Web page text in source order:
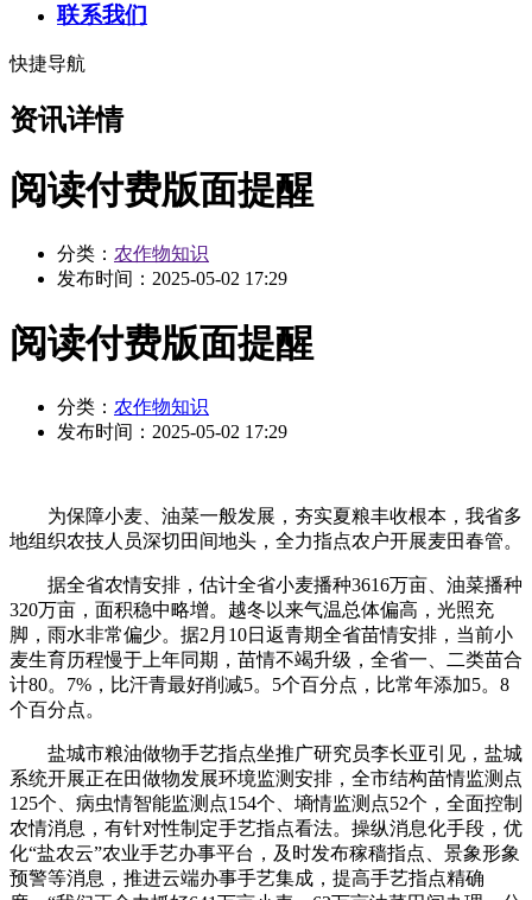
联系我们
快捷导航
资讯详情
阅读付费版面提醒
分类： 农作物知识
发布时间： 2025-05-02 17:29
阅读付费版面提醒
分类： 农作物知识
发布时间： 2025-05-02 17:29
为保障小麦、油菜一般发展，夯实夏粮丰收根本，我省多
地组织农技人员深切田间地头，全力指点农户开展麦田春管。
据全省农情安排，估计全省小麦播种3616万亩、油菜播种
320万亩，面积稳中略增。越冬以来气温总体偏高，光照充
脚，雨水非常偏少。据2月10日返青期全省苗情安排，当前小
麦生育历程慢于上年同期，苗情不竭升级，全省一、二类苗合
计80。7%，比汗青最好削减5。5个百分点，比常年添加5。8
个百分点。
盐城市粮油做物手艺指点坐推广研究员李长亚引见，盐城
系统开展正在田做物发展环境监测安排，全市结构苗情监测点
125个、病虫情智能监测点154个、墒情监测点52个，全面控制
农情消息，有针对性制定手艺指点看法。操纵消息化手段，优
化“盐农云”农业手艺办事平台，及时发布稼穑指点、景象形象
预警等消息，推进云端办事手艺集成，提高手艺指点精确